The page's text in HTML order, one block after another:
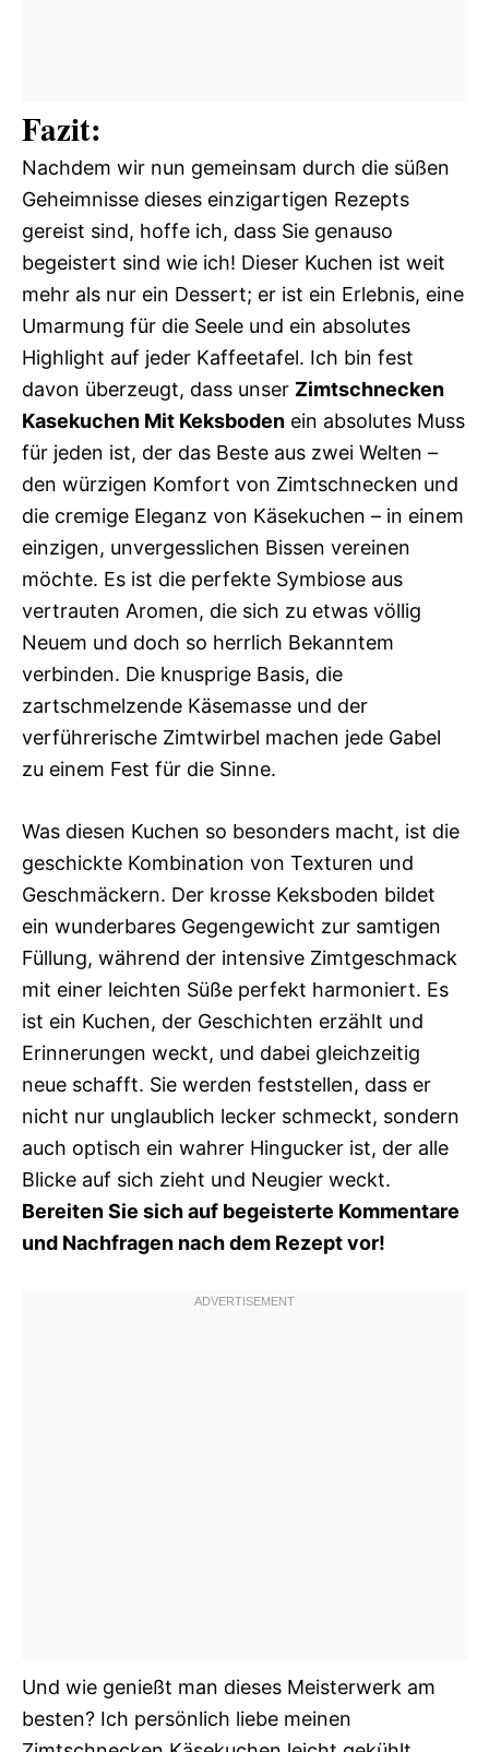
Fazit:
Nachdem wir nun gemeinsam durch die süßen
Geheimnisse dieses einzigartigen Rezepts
gereist sind, hoffe ich, dass Sie genauso
begeistert sind wie ich! Dieser Kuchen ist weit
mehr als nur ein Dessert; er ist ein Erlebnis, eine
Umarmung für die Seele und ein absolutes
Highlight auf jeder Kaffeetafel. Ich bin fest
davon überzeugt, dass unser Zimtschnecken
Kasekuchen Mit Keksboden ein absolutes Muss
für jeden ist, der das Beste aus zwei Welten –
den würzigen Komfort von Zimtschnecken und
die cremige Eleganz von Käsekuchen – in einem
einzigen, unvergesslichen Bissen vereinen
möchte. Es ist die perfekte Symbiose aus
vertrauten Aromen, die sich zu etwas völlig
Neuem und doch so herrlich Bekanntem
verbinden. Die knusprige Basis, die
zartschmelzende Käsemasse und der
verführerische Zimtwirbel machen jede Gabel
zu einem Fest für die Sinne.
Was diesen Kuchen so besonders macht, ist die
geschickte Kombination von Texturen und
Geschmäckern. Der krosse Keksboden bildet
ein wunderbares Gegengewicht zur samtigen
Füllung, während der intensive Zimtgeschmack
mit einer leichten Süße perfekt harmoniert. Es
ist ein Kuchen, der Geschichten erzählt und
Erinnerungen weckt, und dabei gleichzeitig
neue schafft. Sie werden feststellen, dass er
nicht nur unglaublich lecker schmeckt, sondern
auch optisch ein wahrer Hingucker ist, der alle
Blicke auf sich zieht und Neugier weckt.
Bereiten Sie sich auf begeisterte Kommentare
und Nachfragen nach dem Rezept vor!
Und wie genießt man dieses Meisterwerk am
besten? Ich persönlich liebe meinen